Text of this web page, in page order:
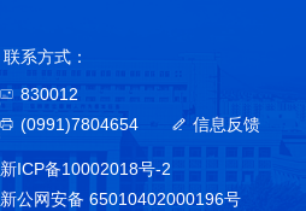
联系方式：
830012
(0991)7804654
信息反馈
新ICP备10002018号-2
新公网安备 65010402000196号